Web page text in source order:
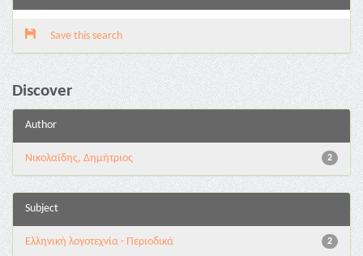
Save this search
Discover
Author
2
Νικολαϊδης, Δημήτριος
Subject
2
Ελληνική λογοτεχνία - Περιοδικά